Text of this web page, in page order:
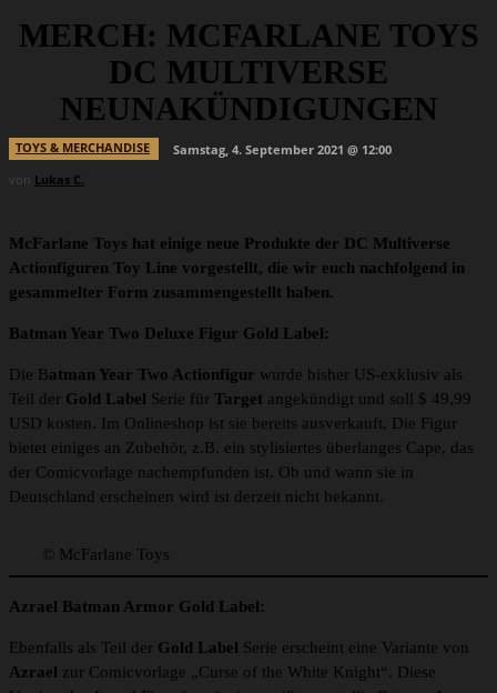
MERCH: MCFARLANE TOYS
DC MULTIVERSE
NEUNAKÜNDIGUNGEN
TOYS & MERCHANDISE
Samstag, 4. September 2021 @ 12:00
von Lukas C.
McFarlane Toys hat einige neue Produkte der DC Multiverse
Actionfiguren Toy Line vorgestellt, die wir euch nachfolgend in
gesammelter Form zusammengestellt haben.
Batman Year Two Deluxe Figur Gold Label:
Die Batman Year Two Actionfigur wurde bisher US-exklusiv als
Teil der Gold Label Serie für Target angekündigt und soll $ 49,99
USD kosten. Im Onlineshop ist sie bereits ausverkauft. Die Figur
bietet einiges an Zubehör, z.B. ein stylisiertes überlanges Cape, das
der Comicvorlage nachempfunden ist. Ob und wann sie in
Deutschland erscheinen wird ist derzeit nicht bekannt.
© McFarlane Toys
Azrael Batman Armor Gold Label:
Ebenfalls als Teil der Gold Label Serie erscheint eine Variante von
Azrael zur Comicvorlage „Curse of the White Knight“. Diese